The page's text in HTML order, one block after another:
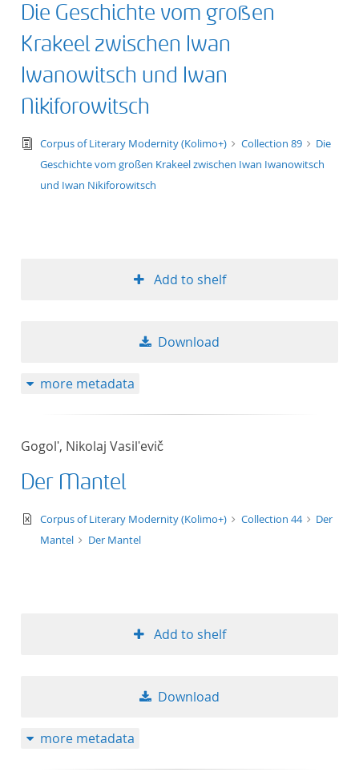
Die Geschichte vom großen
Krakeel zwischen Iwan
Iwanowitsch und Iwan
Nikiforowitsch
text/tg.edition+tg.aggregation+xml
Corpus of Literary Modernity (Kolimo+) Collection 89
Die
Geschichte vom großen Krakeel zwischen Iwan Iwanowitsch
und Iwan Nikiforowitsch
Add to shelf
Download
more metadata
Gogolʹ, Nikolaj Vasilʹevič
Der Mantel
text/xml
Corpus of Literary Modernity (Kolimo+) Collection 44
Der
Mantel
Der Mantel
Add to shelf
Download
more metadata